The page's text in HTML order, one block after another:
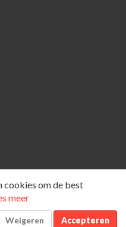
cookies om de best
meer
Weigeren Accepteren